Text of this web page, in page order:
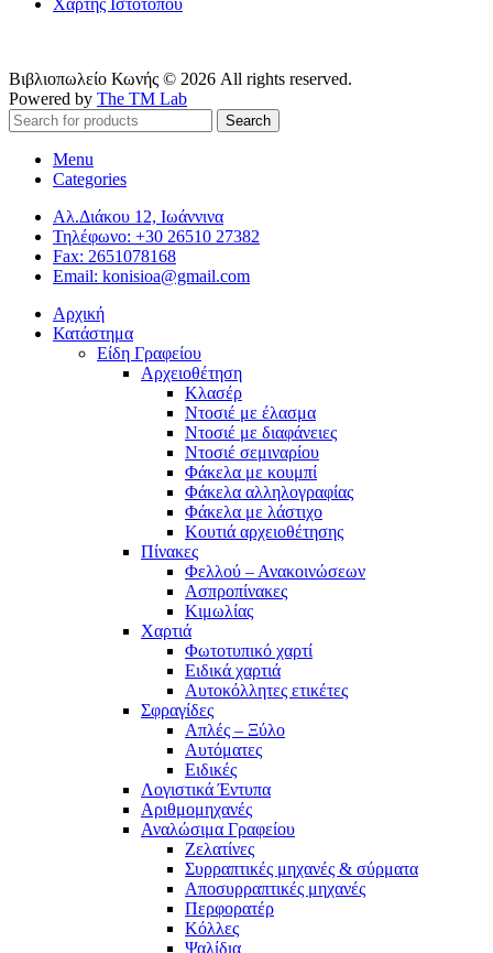
Χάρτης Ιστοτόπου
Βιβλιοπωλείο Κωνής © 2026 All rights reserved.
Powered by The TM Lab
Search
Menu
Categories
Αλ.Διάκου 12, Ιωάννινα
Τηλέφωνο: +30 26510 27382
Fax: 2651078168
Email: konisioa@gmail.com
Αρχική
Κατάστημα
Είδη Γραφείου
Αρχειοθέτηση
Κλασέρ
Ντοσιέ με έλασμα
Ντοσιέ με διαφάνειες
Ντοσιέ σεμιναρίου
Φάκελα με κουμπί
Φάκελα αλληλογραφίας
Φάκελα με λάστιχο
Κουτιά αρχειοθέτησης
Πίνακες
Φελλού – Ανακοινώσεων
Ασπροπίνακες
Κιμωλίας
Χαρτιά
Φωτοτυπικό χαρτί
Ειδικά χαρτιά
Αυτοκόλλητες ετικέτες
Σφραγίδες
Απλές – Ξύλο
Αυτόματες
Ειδικές
Λογιστικά Έντυπα
Αριθμομηχανές
Αναλώσιμα Γραφείου
Ζελατίνες
Συρραπτικές μηχανές & σύρματα
Αποσυρραπτικές μηχανές
Περφορατέρ
Κόλλες
Ψαλίδια